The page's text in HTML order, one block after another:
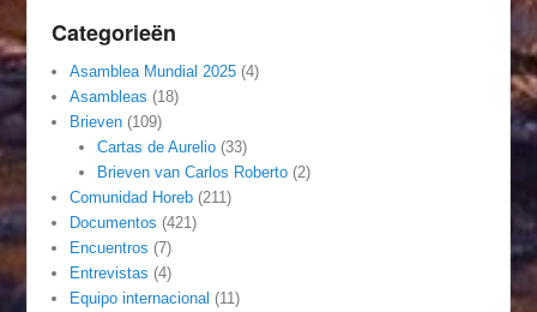
Categorieën
Asamblea Mundial 2025 (4)
Asambleas (18)
Brieven (109)
Cartas de Aurelio(33)
Brieven van Carlos Roberto(2)
Comunidad Horeb (211)
Documentos (421)
Encuentros (7)
Entrevistas (4)
Equipo internacional (11)